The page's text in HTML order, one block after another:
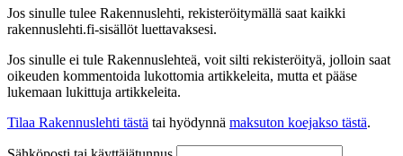
Jos sinulle tulee Rakennuslehti, rekisteröitymällä saat kaikki
rakennuslehti.fi-sisällöt luettavaksesi.
Jos sinulle ei tule Rakennuslehteä, voit silti rekisteröityä, jolloin saat
oikeuden kommentoida lukottomia artikkeleita, mutta et pääse
lukemaan lukittuja artikkeleita.
Tilaa Rakennuslehti tästä tai hyödynnä maksuton koejakso tästä.